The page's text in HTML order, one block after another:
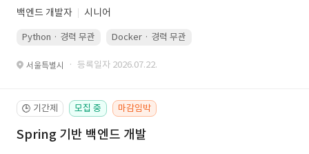
백엔드 개발자 시니어
Python · 경력 무관 Docker · 경력 무관
서울특별시 · 등록일자 2026.07.22.
🕒 기간제 모집 중 마감임박
Spring 기반 백엔드 개발